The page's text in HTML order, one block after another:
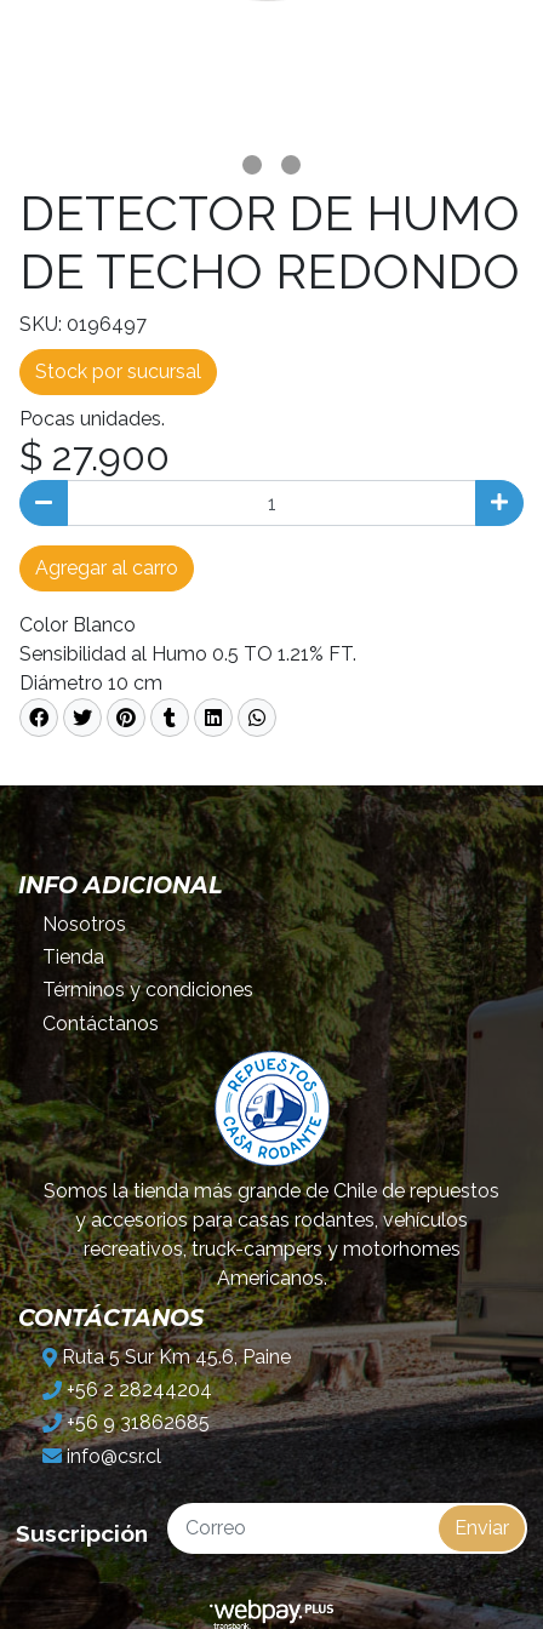
DETECTOR DE HUMO
DE TECHO REDONDO
SKU: 0196497
Stock por sucursal
Pocas unidades.
$ 27.900
Agregar al carro
Color Blanco
Sensibilidad al Humo 0.5 TO 1.21% FT.
Diámetro 10 cm
INFO ADICIONAL
Nosotros
Tienda
Términos y condiciones
Contáctanos
Somos la tienda más grande de Chile de repuestos
y accesorios para casas rodantes, vehículos
recreativos, truck-campers y motorhomes
Americanos.
CONTÁCTANOS
Ruta 5 Sur Km 45.6, Paine
+56 2 28244204
+56 9 31862685
info@csr.cl
Suscripción Enviar